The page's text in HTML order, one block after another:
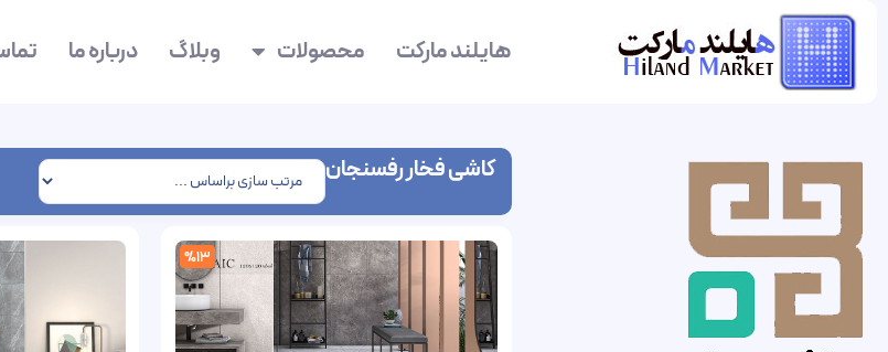
هایلند مارکت محصولات وبلاگ درباره ما
کاشی فخار رفسنجان
%13